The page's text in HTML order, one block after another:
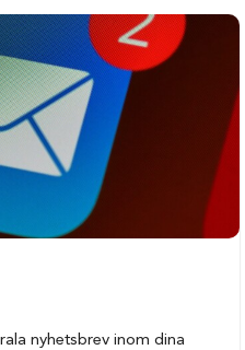
nyhetsbrev inom dina